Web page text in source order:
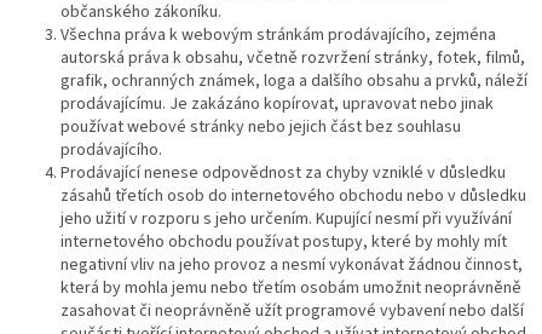
občanského zákoníku.
Všechna práva k webovým stránkám prodávajícího, zejména
autorská práva k obsahu, včetně rozvržení stránky, fotek, filmů,
grafik, ochranných známek, loga a dalšího obsahu a prvků, náleží
prodávajícímu. Je zakázáno kopírovat, upravovat nebo jinak
používat webové stránky nebo jejich část bez souhlasu
prodávajícího.
Prodávající nenese odpovědnost za chyby vzniklé v důsledku
zásahů třetích osob do internetového obchodu nebo v důsledku
jeho užití v rozporu s jeho určením. Kupující nesmí při využívání
internetového obchodu používat postupy, které by mohly mít
negativní vliv na jeho provoz a nesmí vykonávat žádnou činnost,
která by mohla jemu nebo třetím osobám umožnit neoprávněně
zasahovat či neoprávněně užít programové vybavení nebo další